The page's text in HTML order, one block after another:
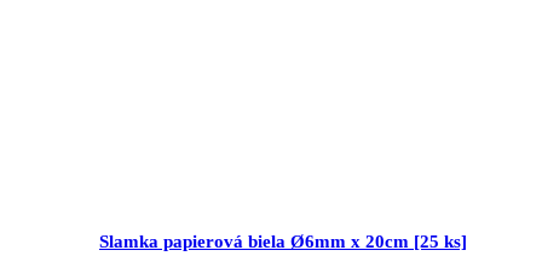
Slamka papierová biela Ø6mm x 20cm [25 ks]